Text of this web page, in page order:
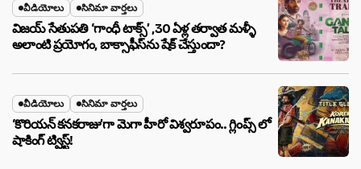
వీడియోలు సినిమా వార్తలు
విజయ్ సేతుపతి ‘గాంధీ టాక్స్’ ,30 ఏళ్ల తర్వాత మళ్ళీ
అలాంటి ప్రయోగం, బాక్సాఫీస్‌ను షేక్ చేస్తుందా?
వీడియోలు సినిమా వార్తలు
‘కొరియన్ కనకరాజు’గా మెగా హీరో విశ్వరూపం.. గ్లింప్స్ లో
షాకింగ్ ట్విస్ట్!